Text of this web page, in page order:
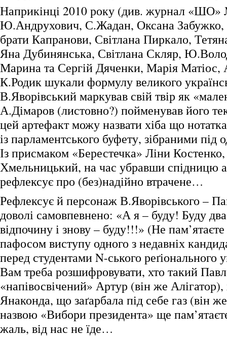
Наприкінці 2010 року (див. журнал
Ю.Андрухович, С.Жадан, Оксана
брати Капранови, Світлана Пиркало,
Яна Дубинянська, Світлана Скляр,
Марина та Сергій Дяченки, Марія Матіос,
К.Родик шукали формулу великого
В.Яворівський маркував свій твір як
А.Дімаров (листовно?) пойменував його
цей артефакт можу назвати хіба що
із парламентського буфету, зібраними під
Із присмаком «Берестечка» Ліни
Хмельницький, на час убравши спідницю
рефлексує про (без)надійно втрачене…
Рефлексує й персонаж В.Яворівського –
доволі самовпевнено: «А я – буду! Буду
відпочину і знову – буду!!!» (Не пам’ятаєте
пафосом виступу одного з недавніх
перед студентами N-ського реґіонального
Вам треба розшифровувати, хто такий
«напівосвічений» Артур (він же Алігатор),
Янаконда, що заґарбала під себе газ (він
назвою «Вибори президента» ще
жаль, від нас не їде…